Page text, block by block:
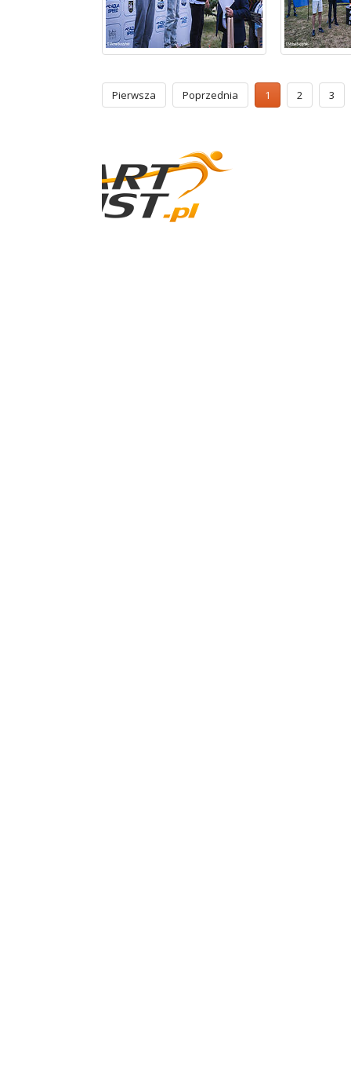
Pierwsza Poprzednia 1 2 3